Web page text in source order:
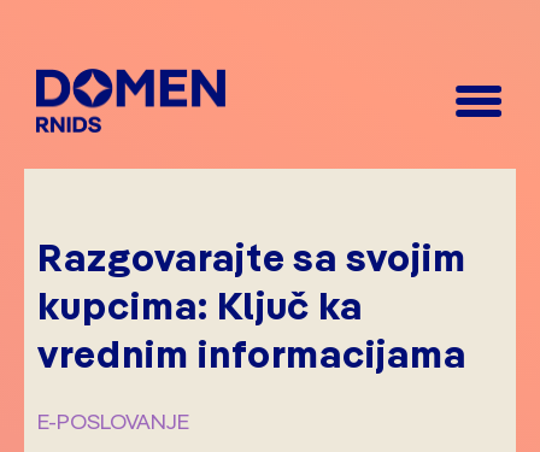
Razgovarajte sa svojim
kupcima: Ključ ka
vrednim informacijama
E-POSLOVANJE